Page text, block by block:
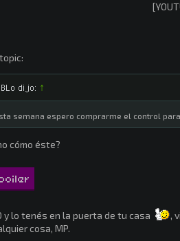
dijo: ↑
semana espero comprarme el control
cómo éste?
y lo tenés en la puerta de tu casa
,
cosa, MP.